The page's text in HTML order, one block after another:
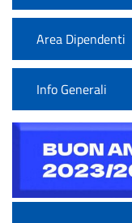
Area Dipendenti
Info Generali